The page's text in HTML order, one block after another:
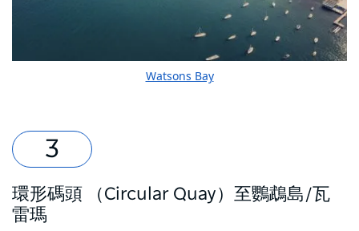
Watsons Bay
環形碼頭 （Circular Quay）至鸚鵡島/瓦
雷瑪